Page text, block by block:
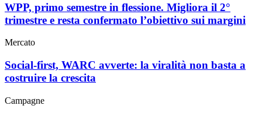
WPP, primo semestre in flessione. Migliora il 2°
trimestre e resta confermato l’obiettivo sui margini
Mercato
Social-first, WARC avverte: la viralità non basta a
costruire la crescita
Campagne